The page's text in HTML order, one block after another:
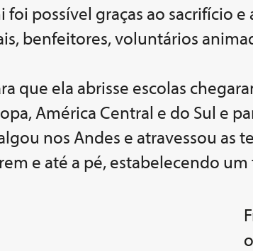
foi possível graças ao sacrifício
benfeitores, voluntários
que ela abrisse escolas
América Central e do Sul e
nos Andes e atravessou as
e até a pé, estabelecendo